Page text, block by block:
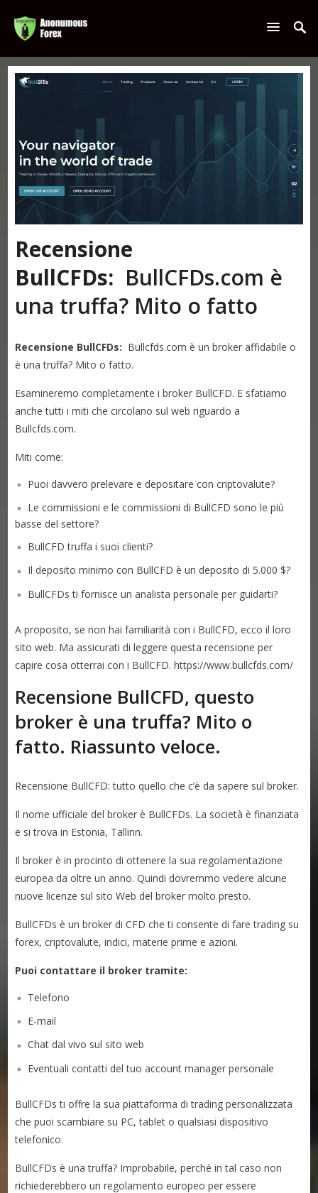
Recensione
BullCFDs: BullCFDs.com è
una truffa? Mito o fatto
Recensione BullCFDs: Bullcfds.com è un broker affidabile o
è una truffa? Mito o fatto.
Esamineremo completamente i broker BullCFD. E sfatiamo
anche tutti i miti che circolano sul web riguardo a
Bullcfds.com.
Miti come:
Puoi davvero prelevare e depositare con criptovalute?
Le commissioni e le commissioni di BullCFD sono le più
basse del settore?
BullCFD truffa i suoi clienti?
Il deposito minimo con BullCFD è un deposito di 5.000 $?
BullCFDs ti fornisce un analista personale per guidarti?
A proposito, se non hai familiarità con i BullCFD, ecco il loro
sito web. Ma assicurati di leggere questa recensione per
capire cosa otterrai con i BullCFD. https://www.bullcfds.com/
Recensione BullCFD, questo
broker è una truffa? Mito o
fatto. Riassunto veloce.
Recensione BullCFD: tutto quello che c’è da sapere sul broker.
Il nome ufficiale del broker è BullCFDs. La società è finanziata
e si trova in Estonia, Tallinn.
Il broker è in procinto di ottenere la sua regolamentazione
europea da oltre un anno. Quindi dovremmo vedere alcune
nuove licenze sul sito Web del broker molto presto.
BullCFDs è un broker di CFD che ti consente di fare trading su
forex, criptovalute, indici, materie prime e azioni.
Puoi contattare il broker tramite:
Telefono
E-mail
Chat dal vivo sul sito web
Eventuali contatti del tuo account manager personale
BullCFDs ti offre la sua piattaforma di trading personalizzata
che puoi scambiare su PC, tablet o qualsiasi dispositivo
telefonico.
BullCFDs è una truffa? Improbabile, perché in tal caso non
richiederebbero un regolamento europeo per essere